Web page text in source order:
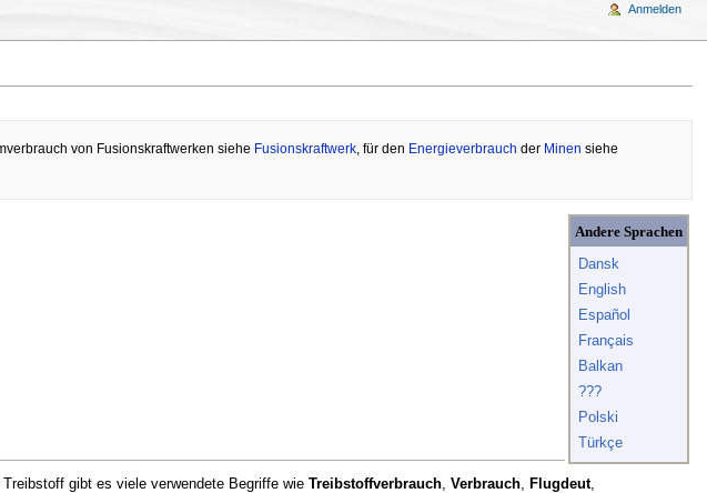
von Fusionskraftwerken siehe Fusionskraftwerk, für den Energieverbrauch der Minen siehe
Andere Sprachen
Dansk
English
Español
Français
Balkan
???
Polski
Türkçe
Treibstoff gibt es viele verwendete Begriffe wie Treibstoffverbrauch, Verbrauch, Flugdeut,
Anmelden